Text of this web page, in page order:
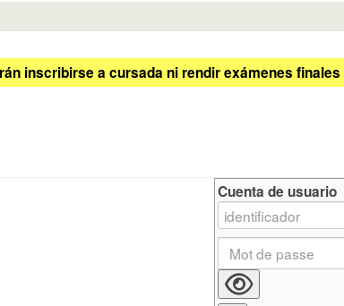
inscribirse a cursada ni rendir exámenes finales
Cuenta de usuario